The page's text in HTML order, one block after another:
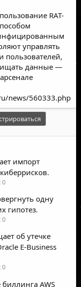
RAT-
управлять
пользователей,
данные —
news/560333.php
импорт
0
одну
гипотез.
0
об утечке
E-Business
0
AWS